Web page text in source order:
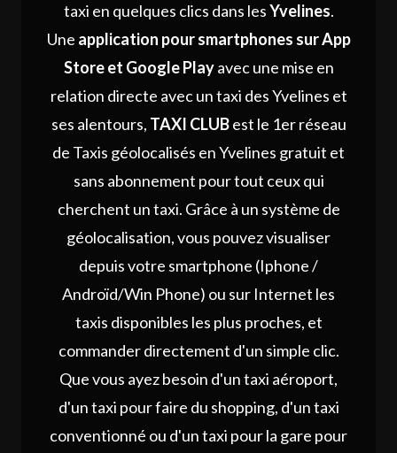
taxi en quelques clics dans lesYvelines.
Une application pour smartphones sur App
Store et Google Playavec une mise en
relation directe avec un taxi des Yvelines et
ses alentours, TAXI CLUBest le 1er réseau
de Taxis géolocalisés en Yvelines gratuit et
sans abonnement pour tout ceux qui
cherchent un taxi. Grâce à un système de
géolocalisation, vous pouvez visualiser
depuis votre smartphone (Iphone /
Androïd/Win Phone) ou sur Internet les
taxis disponibles les plus proches, et
commander directement d'un simple clic.
Que vous ayez besoin d'un taxi aéroport,
d'un taxi pour faire du shopping, d'un taxi
conventionné ou d'un taxi pour la gare pour